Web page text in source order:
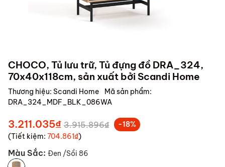
CHOCO, Tủ lưu trữ, Tủ đựng đồ DRA_324,
70x40x118cm, sản xuất bởi Scandi Home
Thương hiệu: Scandi Home
Mã sản phẩm:
DRA_324_MDF_BLK_086WA
3.211.035₫ 3.915.896₫
-18%
(Tiết kiệm: 704.861₫)
Màu Sắc: Đen /Sồi 86